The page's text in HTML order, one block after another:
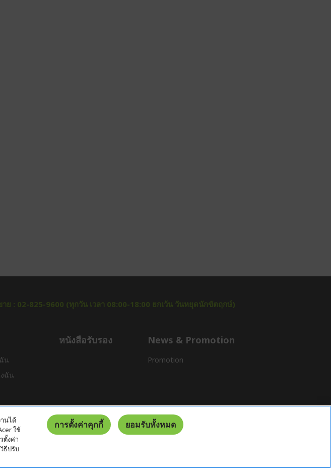
ย : 02-825-9600 (ทุกวัน เวลา 08:00-18:00 ยกเว้น วันหยุดนักขัตฤกษ์)
น
ฉัน
หนังสือรับรอง News & Promotion
Promotion
นได้
ใช้
ตั้งค่า
ธีปรับ
การตั้งค่าคุกกี้ ยอมรับทั้งหมด